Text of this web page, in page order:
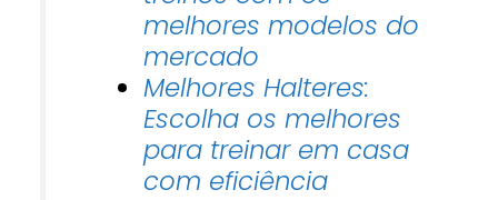
melhores modelos do
mercado
Melhores Halteres:
Escolha os melhores
para treinar em casa
com eficiência